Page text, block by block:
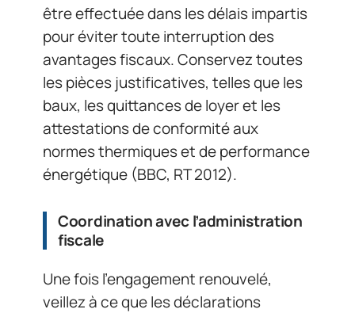
être effectuée dans les délais impartis
pour éviter toute interruption des
avantages fiscaux. Conservez toutes
les pièces justificatives, telles que les
baux, les quittances de loyer et les
attestations de conformité aux
normes thermiques et de performance
énergétique (BBC, RT 2012).
Coordination avec l’administration
fiscale
Une fois l’engagement renouvelé,
veillez à ce que les déclarations